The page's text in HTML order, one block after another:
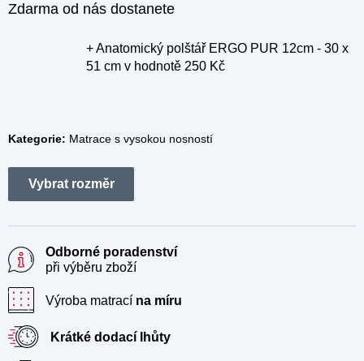
Zdarma od nás dostanete
+ Anatomický polštář ERGO PUR 12cm - 30 x
51 cm v hodnotě 250 Kč
Kategorie: Matrace s vysokou nosností
Odborné poradenství
při výběru zboží
Výroba matrací na míru
Krátké dodací lhůty